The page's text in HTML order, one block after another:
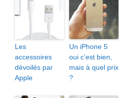
Les
accessoires
dévoilés par
Apple
Un iPhone 5
oui c’est bien,
mais à quel prix
?